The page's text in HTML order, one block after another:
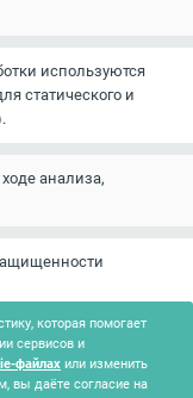
используются
статического и
анализа,
версий ПО.
которая помогает
сервисов и
файлах или изменить
вы даёте согласие на